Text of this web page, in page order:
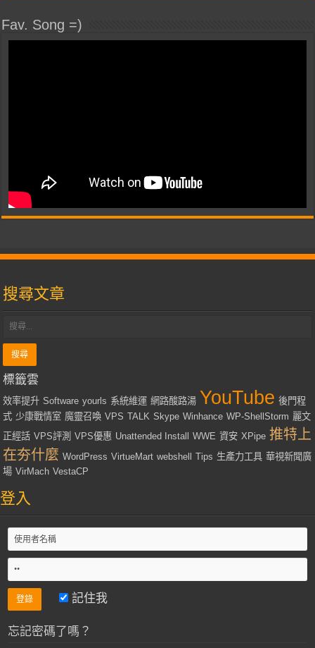
Fav. Song =)
搜尋文章
標籤雲
效率提升 Software yourls 系統維運 網路酸路湯 YouTube 後門程
式 少康戰情室 魔靈召喚 VPS TALK Skype Winhance WP-ShellStorm 麗文
正經話 VPS評測 VPS優惠 Unattended Install WWE 資安 XPipe 推特上
在夯什麼 WordPress VirtueMart webshell Tips 生產力工具 華視新聞廣
場 VirMach VestaCP
登入
記住我
忘記密碼了嗎？